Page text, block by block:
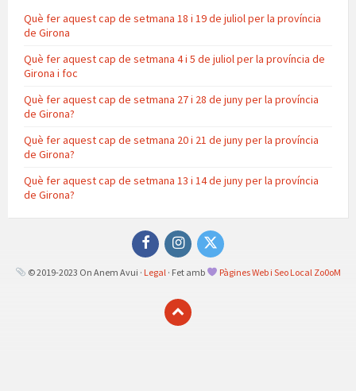
Què fer aquest cap de setmana 18 i 19 de juliol per la província
de Girona
Què fer aquest cap de setmana 4 i 5 de juliol per la província de
Girona i foc
Què fer aquest cap de setmana 27 i 28 de juny per la província
de Girona?
Què fer aquest cap de setmana 20 i 21 de juny per la província
de Girona?
Què fer aquest cap de setmana 13 i 14 de juny per la província
de Girona?
FacebookInstagramTwitter
© 2019-2023 On Anem Avui · Legal · Fet amb Pàgines Web i Seo Local Zo0oM